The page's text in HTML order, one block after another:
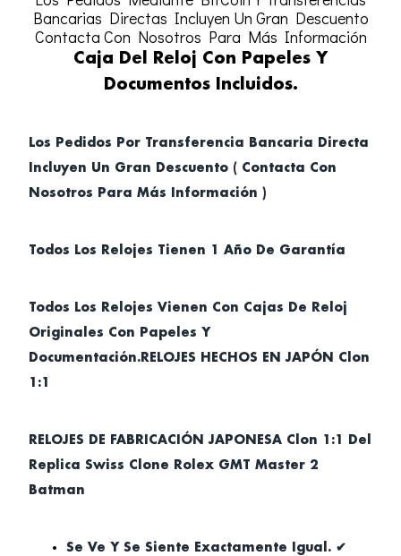
Bancarias Directas Incluyen Un Gran Descuento
Contacta Con Nosotros Para Más Información
Caja Del Reloj Con Papeles Y
Documentos Incluidos.
Los Pedidos Por Transferencia Bancaria Directa
Incluyen Un Gran Descuento ( Contacta Con
Nosotros Para Más Información )
Todos Los Relojes Tienen 1 Año De Garantía
Todos Los Relojes Vienen Con Cajas De Reloj
Originales Con Papeles Y
Documentación.RELOJES HECHOS EN JAPÓN Clon
1:1
RELOJES DE FABRICACIÓN JAPONESA Clon 1:1 Del
Replica Swiss Clone Rolex GMT Master 2
Batman
Se Ve Y Se Siente Exactamente Igual. ✔